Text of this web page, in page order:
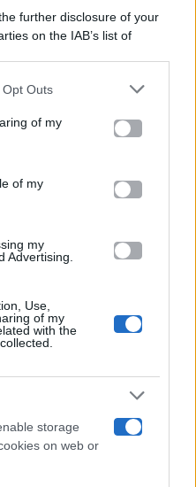
further disclosure of your
on the IAB’s list of
by us to third parties
uses one or more Google
information including but
behaviour. You may click to
and its third-party tags to
Outs
of my
of my
my
Advertising.
Use,
of my
with the
storage
on web or